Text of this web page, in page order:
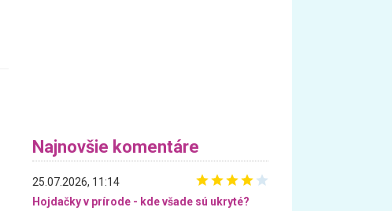
Najnovšie komentáre
25.07.2026, 11:14
Hojdačky v prírode - kde všade sú ukryté?